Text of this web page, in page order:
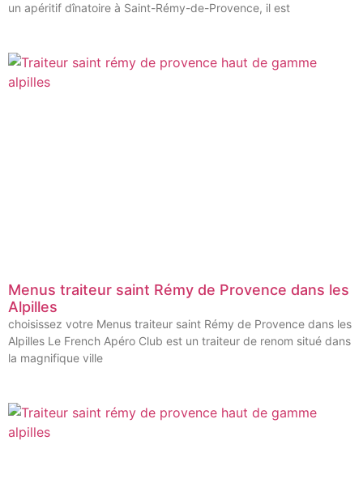
un apéritif dînatoire à Saint-Rémy-de-Provence, il est
Menus traiteur saint Rémy de Provence dans les
Alpilles
choisissez votre Menus traiteur saint Rémy de Provence dans les
Alpilles Le French Apéro Club est un traiteur de renom situé dans
la magnifique ville